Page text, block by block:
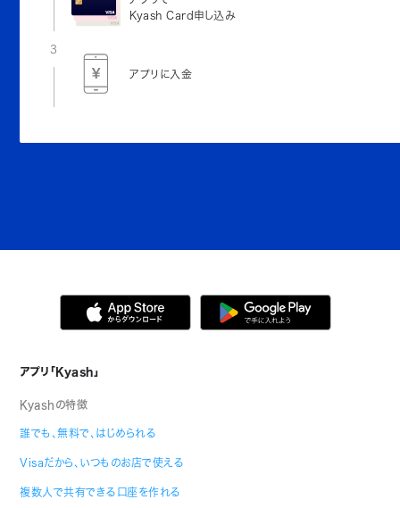
Kyash Card申し込み
3
アプリに入金
アプリ「Kyash」
Kyashの特徴
誰でも、無料で、はじめられる
Visaだから、いつものお店で使える
複数人で共有できる口座を作れる